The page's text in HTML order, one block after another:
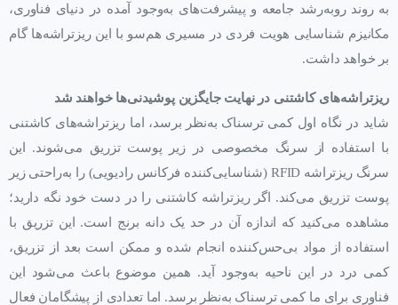
به روند رو‌به‌رشد جامعه و پیشرفت‌های به‌وجود آمده در دنیای فناوری،
مکانیزم شناسایی هویت فردی در مسیری هم‌سو با این ریزتراشه‌ها گام
بر خواهد داشت.
ریزتراشه‌های کاشتنی در نهایت جایگزین پوشیدنی‌ها خواهند شد
شاید در نگاه اول کمی ترسناک به‌نظر برسد، اما ریزتراشه‌های کاشتنی
با استفاده از سرنگ مخصوصی در زیر پوست تزریق می‌شوند. این
سرنگ ریزتراشه RFID (شناسایی‌کننده فرکانس رادیویی) را به‌راحتی زیر
پوست تزریق می‌کند. اگر ریزتراشه کاشتنی را در دست خود نگه دارید؛
مشاهده می‌کنید که اندازه آن در حد یک دانه برنج است. این تزریق با
استفاده از مواد بی‌حس‌کننده انجام شده و ممکن است بعد از تزریق،
کمی درد در این ناحیه به‌وجود آید. همین موضوع باعث می‌شود این
فناوری‌ برای ما کمی ترسناک به‌نظر برسد. اما تعدادی از پیشگامان فعال